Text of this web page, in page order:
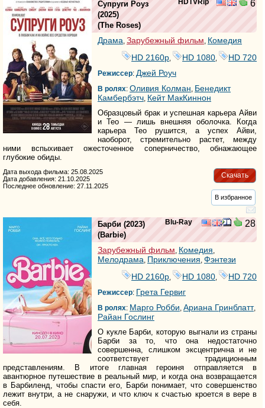
HDTVRip 6
Супруги Роуз
(2025)
(The Roses)
Драма, Зарубежный фильм, Комедия
HD 2160р
HD 1080 HD 720
Режиссер: Джей Роуч
В ролях: Оливия Колман, Бенедикт
Камбербэтч, Кейт МакКиннон
Образцовый брак и успешная карьера Айви
и Тео — лишь внешняя оболочка. Когда
карьера Тео рушится, а успех Айви,
наоборот, стремительно растет, между
ними вспыхивает ожесточенное соперничество, обнажающее
глубокие обиды.
Скачать
Дата выхода фильма: 25.08.2025
Дата добавления: 21.10.2025
Последнее обновление: 27.11.2025
В избранное
Blu-Ray 28
Барби (2023)
(Barbie)
Зарубежный фильм Комедия
Мелодрама Приключения Фэнтези
HD 2160р
HD 1080 HD 720
Режиссер: Грета Гервиг
В ролях: Марго Робби Ариана Гринблатт,
Райан Гослинг
О кукле Барби, которую выгнали из страны
Барби за то, что она недостаточно
совершенна, слишком эксцентрична и не
соответствует традиционным
представлениям. В итоге главная героиня отправляется в
авантюрное путешествие в реальный мир, и когда она возвращается
в Барбиленд, чтобы спасти его, Барби понимает, что совершенство
лежит внутри, а не снаружи, и что ключ к счастью кроется в вере в
себя.